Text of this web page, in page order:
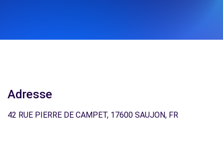
Adresse
42 RUE PIERRE DE CAMPET, 17600 SAUJON, FR